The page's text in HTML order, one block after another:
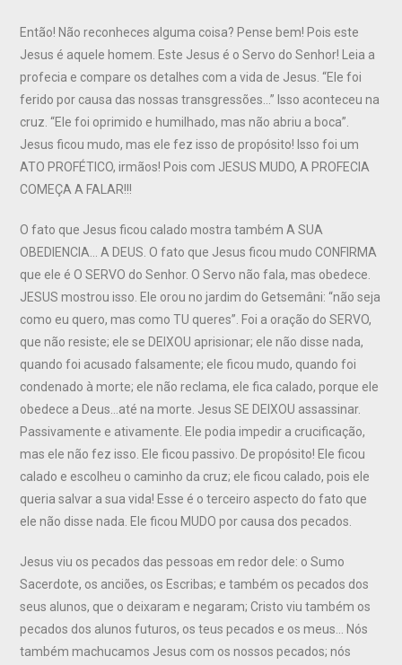
Então! Não reconheces alguma coisa? Pense bem! Pois este
Jesus é aquele homem. Este Jesus é o Servo do Senhor! Leia a
profecia e compare os detalhes com a vida de Jesus. “Ele foi
ferido por causa das nossas transgressões…” Isso aconteceu na
cruz. “Ele foi oprimido e humilhado, mas não abriu a boca”.
Jesus ficou mudo, mas ele fez isso de propósito! Isso foi um
ATO PROFÉTICO, irmãos! Pois com JESUS MUDO, A PROFECIA
COMEÇA A FALAR!!!
O fato que Jesus ficou calado mostra também A SUA
OBEDIENCIA… A DEUS. O fato que Jesus ficou mudo CONFIRMA
que ele é O SERVO do Senhor. O Servo não fala, mas obedece.
JESUS mostrou isso. Ele orou no jardim do Getsemâni: “não seja
como eu quero, mas como TU queres”. Foi a oração do SERVO,
que não resiste; ele se DEIXOU aprisionar; ele não disse nada,
quando foi acusado falsamente; ele ficou mudo, quando foi
condenado à morte; ele não reclama, ele fica calado, porque ele
obedece a Deus…até na morte. Jesus SE DEIXOU assassinar.
Passivamente e ativamente. Ele podia impedir a crucificação,
mas ele não fez isso. Ele ficou passivo. De propósito! Ele ficou
calado e escolheu o caminho da cruz; ele ficou calado, pois ele
queria salvar a sua vida! Esse é o terceiro aspecto do fato que
ele não disse nada. Ele ficou MUDO por causa dos pecados.
Jesus viu os pecados das pessoas em redor dele: o Sumo
Sacerdote, os anciões, os Escribas; e também os pecados dos
seus alunos, que o deixaram e negaram; Cristo viu também os
pecados dos alunos futuros, os teus pecados e os meus… Nós
também machucamos Jesus com os nossos pecados; nós